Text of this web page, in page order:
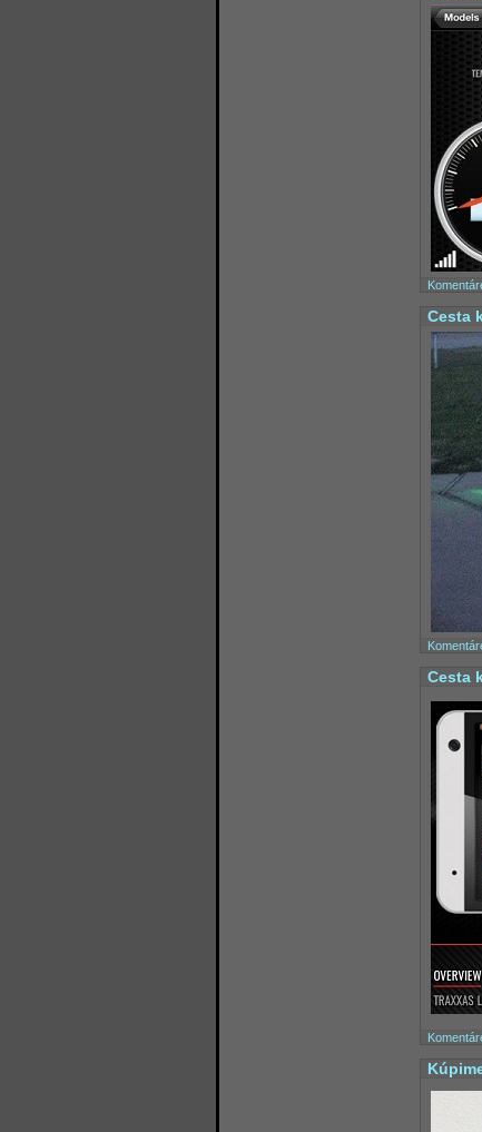
Cesta
Cesta